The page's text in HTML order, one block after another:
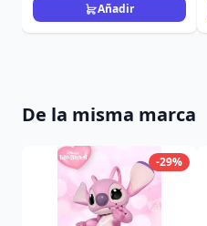
Añadir
De la misma marca
-29%